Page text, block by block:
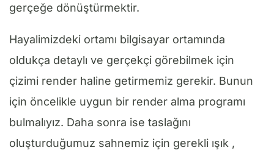
gerçeğe dönüştürmektir.
Hayalimizdeki ortamı bilgisayar ortamında
oldukça detaylı ve gerçekçi görebilmek için
çizimi render haline getirmemiz gerekir. Bunun
için öncelikle uygun bir render alma programı
bulmalıyız. Daha sonra ise taslağını
oluşturduğumuz sahnemiz için gerekli ışık ,